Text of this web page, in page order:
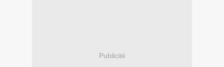
Publicité